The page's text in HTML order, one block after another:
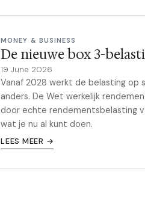
MONEY & BUSINESS
De nieuwe box 3-
19 June 2026
Vanaf 2028 werkt de belasting op
anders. De Wet werkelijk
door echte rendementsbelasting
wat je nu al kunt doen.
LEES MEER →